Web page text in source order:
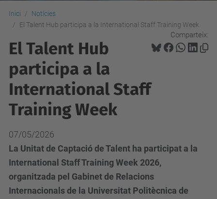
Inici
Notícies
El Talent Hub participa a la International Staff Training Week
Comparteix:
El Talent Hub
participa a la
International Staff
Training Week
07/05/2026
La Unitat de Captació de Talent ha participat a la
International Staff Training Week 2026,
organitzada pel Gabinet de Relacions
Internacionals de la Universitat Politècnica de